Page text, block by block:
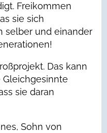
Freikommen
sie sich
selber und einander
Das kann
sie daran
Sohn von